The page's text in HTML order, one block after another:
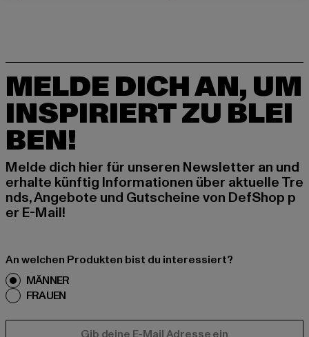
MELDE DICH AN, UM
INSPIRIERT ZU BLEI
BEN!
Melde dich hier für unseren Newsletter an und
erhalte künftig Informationen über aktuelle Tre
nds, Angebote und Gutscheine von DefShop p
er E-Mail!
An welchen Produkten bist du interessiert?
MÄNNER
FRAUEN